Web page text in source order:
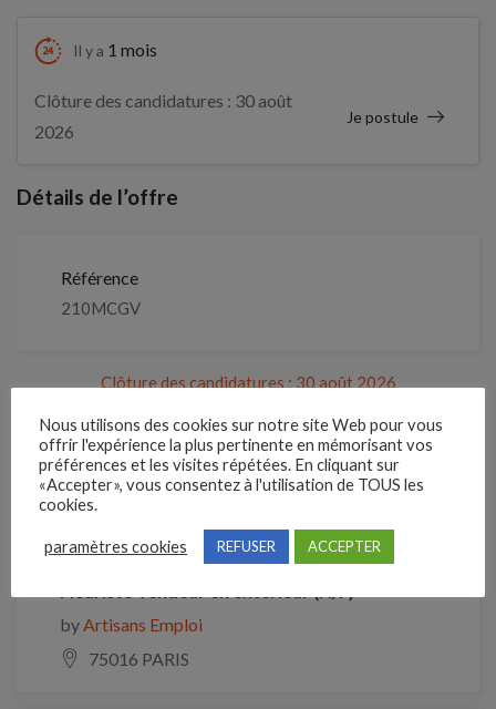
Il y a 1 mois
Clôture des candidatures : 30 août
2026
Je postule
Détails de l’offre
Référence
210MCGV
Clôture des candidatures : 30 août 2026
Je postule
Emplois similaires
byArtisans Emploi
75016 PARIS
Nous utilisons des cookies sur notre site Web pour vous
offrir l'expérience la plus pertinente en mémorisant vos
préférences et les visites répétées. En cliquant sur
«Accepter», vous consentez à l'utilisation de TOUS les
cookies.
paramètres cookies REFUSER ACCEPTER